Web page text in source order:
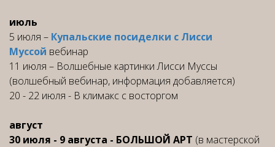
июль
5 июля – Купальские посиделки с Лисси
Муссой вебинар
11 июля – Волшебные картинки Лисси Муссы
(волшебный вебинар, информация добавляется)
20 - 22 июля - В климакс с восторгом
август
30 июля - 9 августа - БОЛЬШОЙ АРТ (в мастерской